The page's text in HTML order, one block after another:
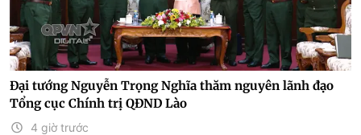
Đại tướng Nguyễn Trọng Nghĩa thăm nguyên lãnh đạo
Tổng cục Chính trị QĐND Lào
4 giờ trước